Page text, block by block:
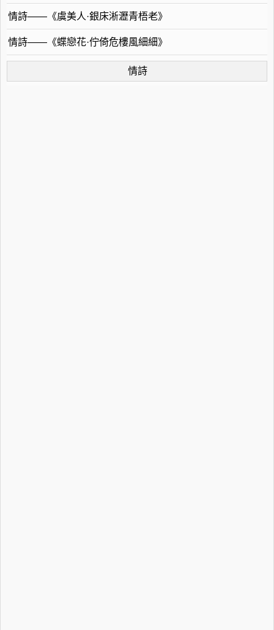
情詩——《虞美人·銀床淅瀝青梧老》
情詩——《蝶戀花·佇倚危樓風細細》
情詩